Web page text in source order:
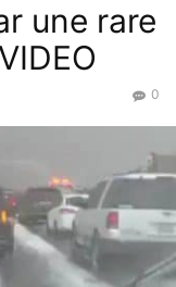
une rare
0